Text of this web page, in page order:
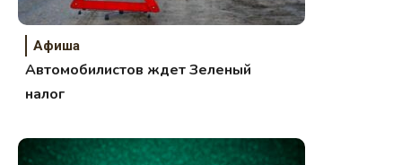
Афиша
Автомобилистов ждет Зеленый
налог